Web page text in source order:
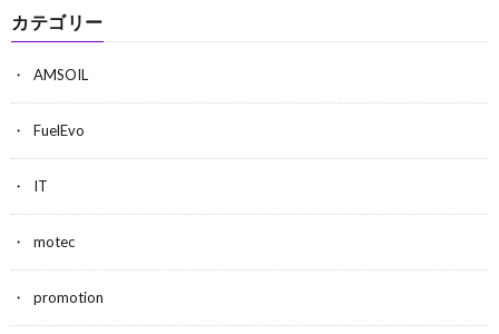
カテゴリー
AMSOIL
FuelEvo
IT
motec
promotion